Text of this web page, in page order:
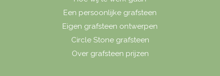
Een persoonlijke grafsteen
Eigen grafsteen ontwerpen
Circle Stone grafsteen
Over grafsteen prijzen